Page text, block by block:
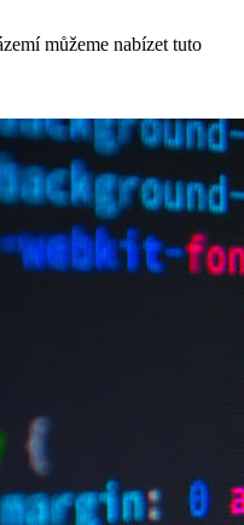
můžeme nabízet tuto